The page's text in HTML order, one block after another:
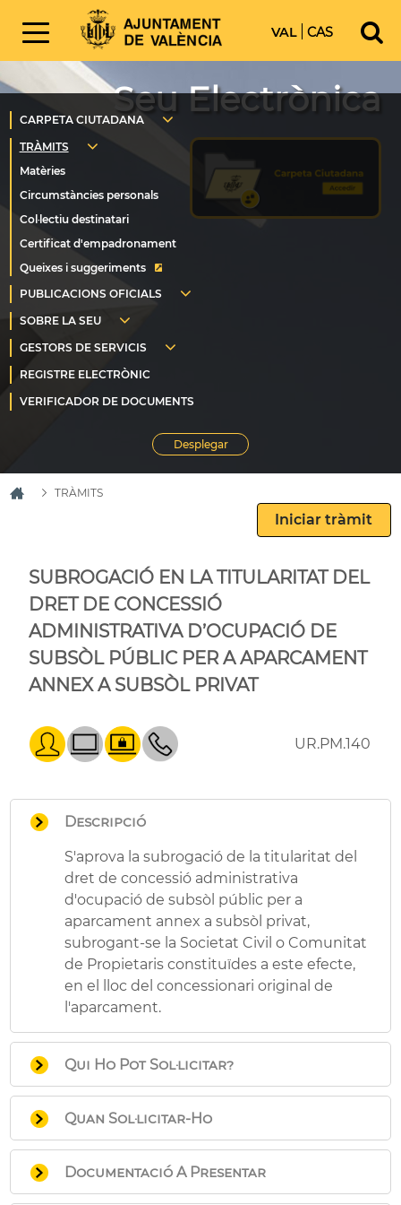
VAL CAS
Seu Electrònica
Queixes i suggeriments
TRÀMITS
SUBROGACIÓ EN LA TITULARITAT DEL
DRET DE CONCESSIÓ
ADMINISTRATIVA D’OCUPACIÓ DE
SUBSÒL PÚBLIC PER A APARCAMENT
ANNEX A SUBSÒL PRIVAT
UR.PM.140
Descripció
S'aprova la subrogació de la titularitat del
dret de concessió administrativa
d'ocupació de subsòl públic per a
aparcament annex a subsòl privat,
subrogant-se la Societat Civil o Comunitat
de Propietaris constituïdes a este efecte,
en el lloc del concessionari original de
l'aparcament.
Qui Ho Pot Sol·licitar?
Titular originari del dret de concessió
de subsòl públic per a aparcament
annex a parcel·la privada.
Titulars del dret d'ús de plaça
Quan Sol·licitar-Ho
El dia hàbil següent a l'aprovació per la
Corporació de la corresponent Acta de
Recepció de les obres de l'aparcament en
Documentació A Presentar